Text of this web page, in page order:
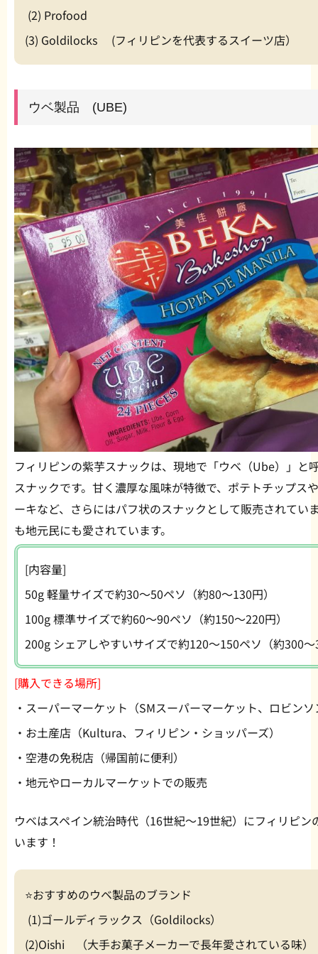
(2) Profood
(3) Goldilocks (フィリピンを代表するスイーツ店）
ウベ製品 (UBE)
フィリピンの紫芋スナックは、現地で「ウベ（Ube）」と
スナックです。甘く濃厚な風味が特徴で、ポテトチップス
ーキなど、さらにはパフ状のスナックとして販売されてい
も地元民にも愛されています。
[内容量]
50g 軽量サイズで約30〜50ペソ（約80〜130円）
100g 標準サイズで約60〜90ペソ（約150〜220円）
200g シェアしやすいサイズで約120〜150ペソ（約300
[購入できる場所]
・スーパーマーケット（SMスーパーマーケット、ロビン
・お土産店（Kultura、フィリピン・ショッパーズ）
・空港の免税店（帰国前に便利）
・地元やローカルマーケットでの販売
ウベはスペイン統治時代（16世紀～19世紀）にフィリピ
います！
⭐️おすすめのウベ製品のブランド
(1)ゴールディラックス（Goldilocks）
(2)Oishi （大手お菓子メーカーで長年愛されている味）